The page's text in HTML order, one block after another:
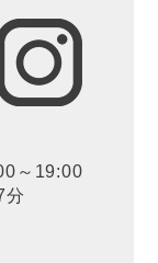
～19:00
分